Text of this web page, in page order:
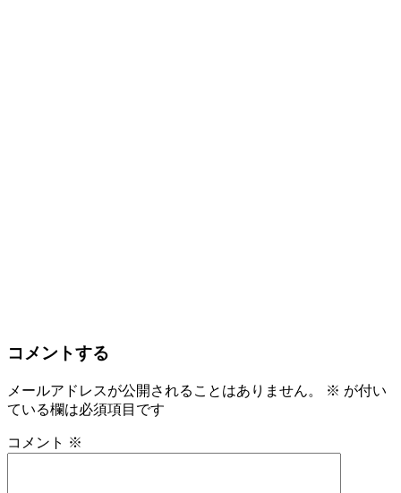
コメントする
メールアドレスが公開されることはありません。 ※ が付い
ている欄は必須項目です
コメント ※